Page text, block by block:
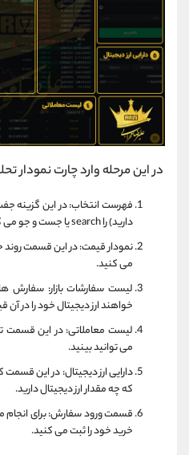
در این مرحله وارد چارت نمودار
فهرست انتخاب: در این گزینه
دارید) را search یا جست و جو می کنید.
می کنید.
لیست سفارشات بازار:
خواهند ارز دیجیتال خود را در آن
لیست معاملاتی: در این قسمت
می توانید بینید.
دارایی ارز دیجیتال: در این
که چه مقدار ارز دیجیتال دارید.
قسمت ورود سفارش: برای
خرید خود را ثبت می کنید.